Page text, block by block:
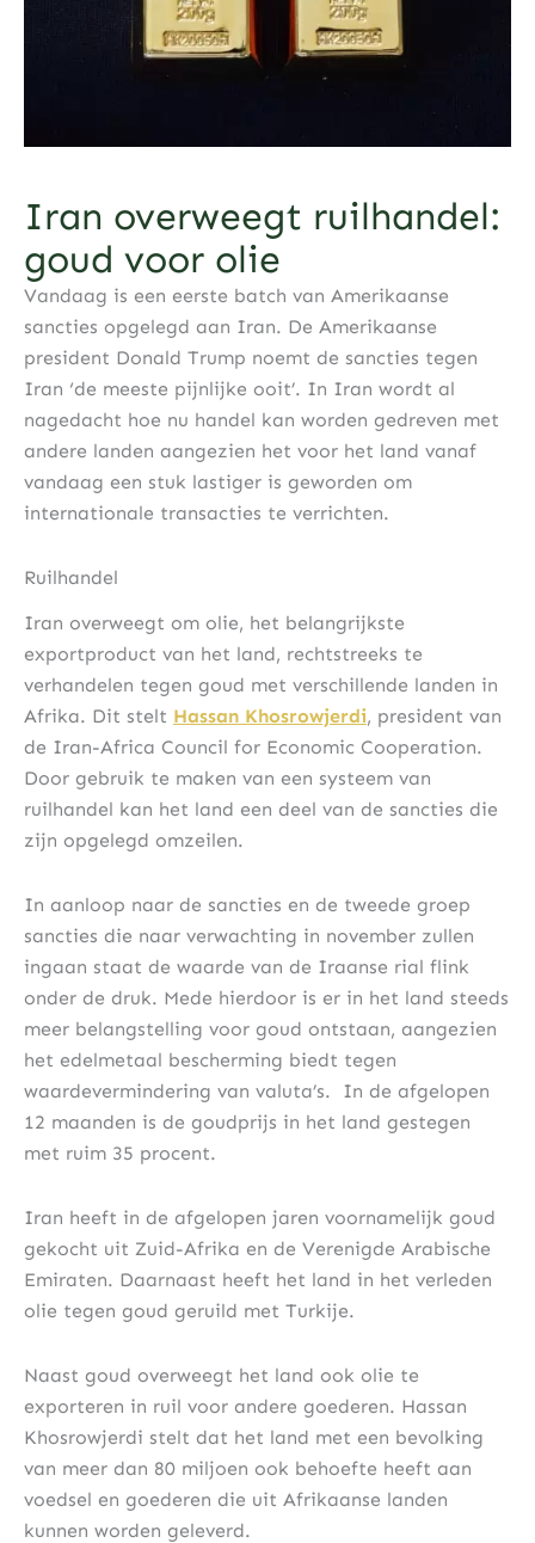
Iran overweegt ruilhandel:
goud voor olie
Vandaag is een eerste batch van Amerikaanse
sancties opgelegd aan Iran. De Amerikaanse
president Donald Trump noemt de sancties tegen
Iran ‘de meeste pijnlijke ooit’. In Iran wordt al
nagedacht hoe nu handel kan worden gedreven met
andere landen aangezien het voor het land vanaf
vandaag een stuk lastiger is geworden om
internationale transacties te verrichten.
Ruilhandel
Iran overweegt om olie, het belangrijkste
exportproduct van het land, rechtstreeks te
verhandelen tegen goud met verschillende landen in
Afrika. Dit stelt Hassan Khosrowjerdi, president van
de Iran-Africa Council for Economic Cooperation.
Door gebruik te maken van een systeem van
ruilhandel kan het land een deel van de sancties die
zijn opgelegd omzeilen.
In aanloop naar de sancties en de tweede groep
sancties die naar verwachting in november zullen
ingaan staat de waarde van de Iraanse rial flink
onder de druk. Mede hierdoor is er in het land steeds
meer belangstelling voor goud ontstaan, aangezien
het edelmetaal bescherming biedt tegen
waardevermindering van valuta’s.
In de afgelopen
12 maanden is de goudprijs in het land gestegen
met ruim 35 procent.
Iran heeft in de afgelopen jaren voornamelijk goud
gekocht uit Zuid-Afrika en de Verenigde Arabische
Emiraten. Daarnaast heeft het land in het verleden
olie tegen goud geruild met Turkije.
Naast goud overweegt het land ook olie te
exporteren in ruil voor andere goederen. Hassan
Khosrowjerdi stelt dat het land met een bevolking
van meer dan 80 miljoen ook behoefte heeft aan
voedsel en goederen die uit Afrikaanse landen
kunnen worden geleverd.